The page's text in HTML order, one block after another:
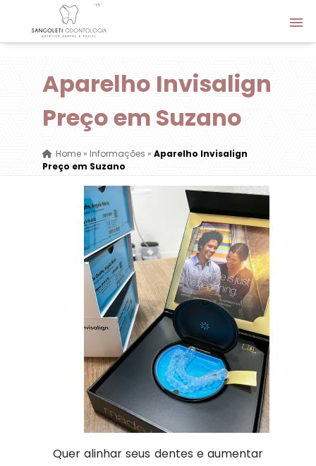
Aparelho Invisalign
Preço em Suzano
Home» Informações » Aparelho Invisalign
Preço em Suzano
Quer alinhar seus dentes e aumentar